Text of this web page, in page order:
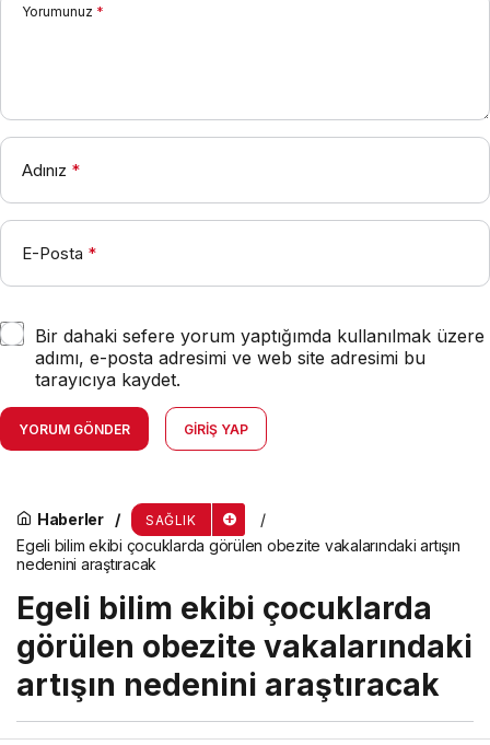
Yorumunuz *
Adınız *
E-Posta *
Bir dahaki sefere yorum yaptığımda kullanılmak üzere
adımı, e-posta adresimi ve web site adresimi bu
tarayıcıya kaydet.
YORUM GÖNDER GIRIŞ YAP
Haberler SAĞLIK
Egeli bilim ekibi çocuklarda görülen obezite vakalarındaki artışın
nedenini araştıracak
Egeli bilim ekibi çocuklarda
görülen obezite vakalarındaki
artışın nedenini araştıracak